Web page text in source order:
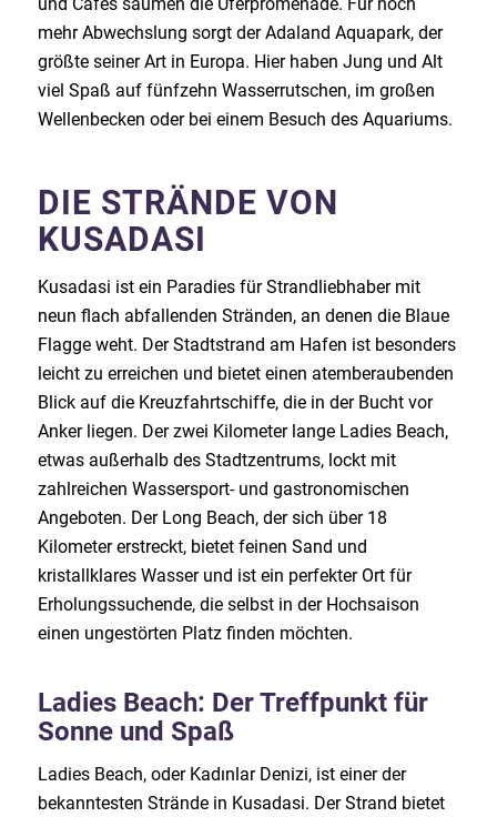
mehr Abwechslung sorgt der Adaland Aquapark, der
größte seiner Art in Europa. Hier haben Jung und Alt
viel Spaß auf fünfzehn Wasserrutschen, im großen
Wellenbecken oder bei einem Besuch des Aquariums.
DIE STRÄNDE VON
KUSADASI
Kusadasi ist ein Paradies für Strandliebhaber mit
neun flach abfallenden Stränden, an denen die Blaue
Flagge weht. Der Stadtstrand am Hafen ist besonders
leicht zu erreichen und bietet einen atemberaubenden
Blick auf die Kreuzfahrtschiffe, die in der Bucht vor
Anker liegen. Der zwei Kilometer lange Ladies Beach,
etwas außerhalb des Stadtzentrums, lockt mit
zahlreichen Wassersport- und gastronomischen
Angeboten. Der Long Beach, der sich über 18
Kilometer erstreckt, bietet feinen Sand und
kristallklares Wasser und ist ein perfekter Ort für
Erholungssuchende, die selbst in der Hochsaison
einen ungestörten Platz finden möchten.
Ladies Beach: Der Treffpunkt für
Sonne und Spaß
Ladies Beach, oder Kadınlar Denizi, ist einer der
bekanntesten Strände in Kusadasi. Der Strand bietet